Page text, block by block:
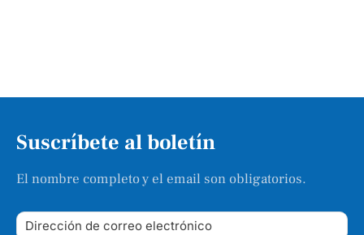
Suscríbete al boletín
El nombre completo y el email son obligatorios.